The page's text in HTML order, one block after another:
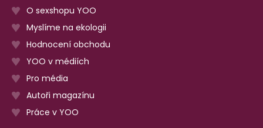
O sexshopu YOO
Myslíme na ekologii
Hodnocení obchodu
YOO v médiích
Pro média
Autoři magazínu
Práce v YOO